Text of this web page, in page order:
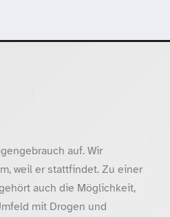
auf. Wir
weil er stattfindet. Zu einer
auch die Möglichkeit,
mit Drogen und